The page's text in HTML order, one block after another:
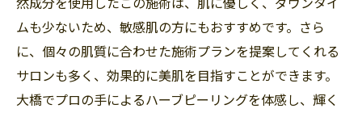
ムも少ないため、敏感肌の方にもおすすめです。さら
に、個々の肌質に合わせた施術プランを提案してくれる
サロンも多く、効果的に美肌を目指すことができます。
大橋でプロの手によるハーブピーリングを体感し、輝く